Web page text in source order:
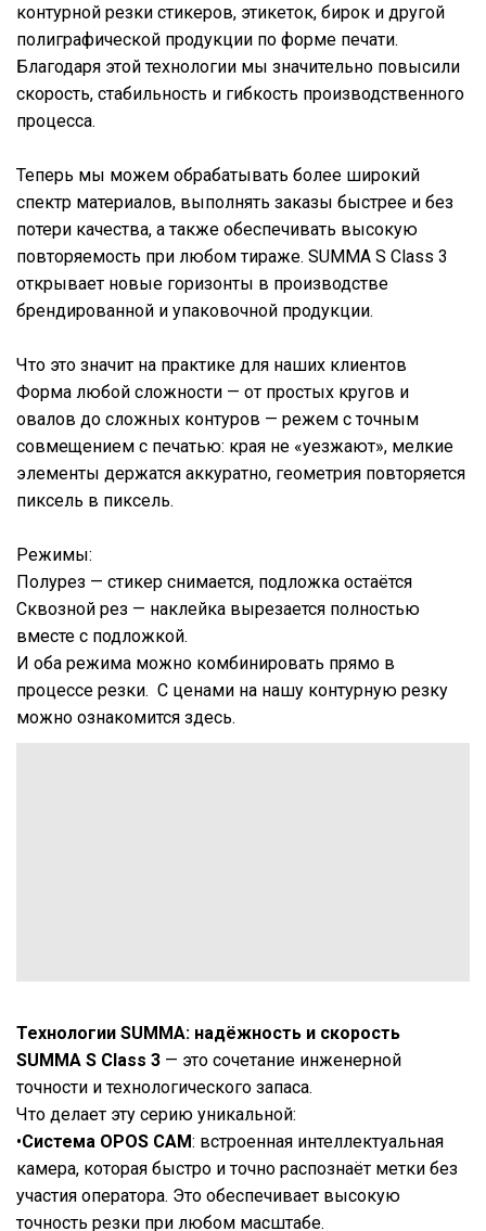
контурной резки стикеров, этикеток, бирок и другой
полиграфической продукции по форме печати.
Благодаря этой технологии мы значительно повысили
скорость, стабильность и гибкость производственного
процесса.
Теперь мы можем обрабатывать более широкий
спектр материалов, выполнять заказы быстрее и без
потери качества, а также обеспечивать высокую
повторяемость при любом тираже. SUMMA S Class 3
открывает новые горизонты в производстве
брендированной и упаковочной продукции.
Что это значит на практике для наших клиентов
Форма любой сложности — от простых кругов и
овалов до сложных контуров — режем с точным
совмещением с печатью: края не «уезжают», мелкие
элементы держатся аккуратно, геометрия повторяется
пиксель в пиксель.
Режимы:
Полурез — стикер снимается, подложка остаётся
Сквозной рез — наклейка вырезается полностью
вместе с подложкой.
И оба режима можно комбинировать прямо в
процессе резки. С ценами на нашу контурную резку
можно ознакомится здесь.
Технологии SUMMA: надёжность и скорость
SUMMA S Class 3 — это сочетание инженерной
точности и технологического запаса.
Что делает эту серию уникальной:
•Система OPOS CAM: встроенная интеллектуальная
камера, которая быстро и точно распознаёт метки без
участия оператора. Это обеспечивает высокую
точность резки при любом масштабе.